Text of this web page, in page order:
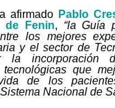
afirmado Pablo
de Fenin, “la Guía
los mejores
y el sector de
la incorporación
tecnológicas que
de los
Nacional de